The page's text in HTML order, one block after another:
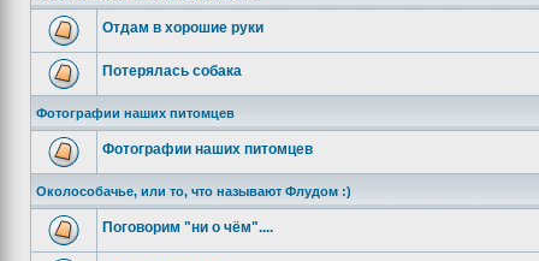
Отдам в хорошие руки
Потерялась собака
Фотографии наших питомцев
Фотографии наших питомцев
Околособачье, или то, что называют Флудом :)
Поговорим "ни о чём"....